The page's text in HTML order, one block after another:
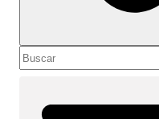
Índice de materias